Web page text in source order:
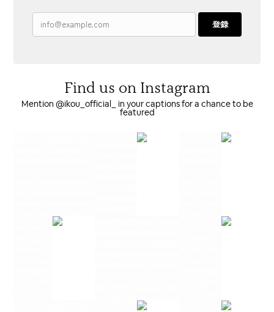
登録
Find us on Instagram
Mention @ikou_official_ in your captions for a chance to be
featured